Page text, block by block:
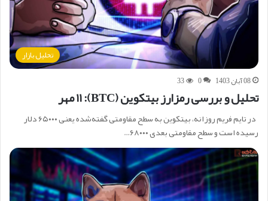
تحلیل بازار
08 آبان 1403 0
33
تحلیل و بررسی رمزارز بیتکوین (BTC): ۱۱ مهر
در تایم فریم روزانه، بیتکوین به سطح مقاومتی گفته‌شده یعنی ۶۵۰۰۰ دلار
رسیده است و سطح مقاومتی بعدی ۶۸۰۰۰…